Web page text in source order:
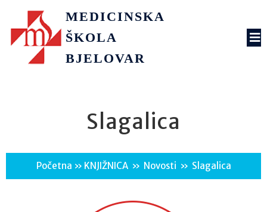
MEDICINSKA
ŠKOLA
BJELOVAR
Slagalica
Početna » KNJIŽNICA » Novosti » Slagalica